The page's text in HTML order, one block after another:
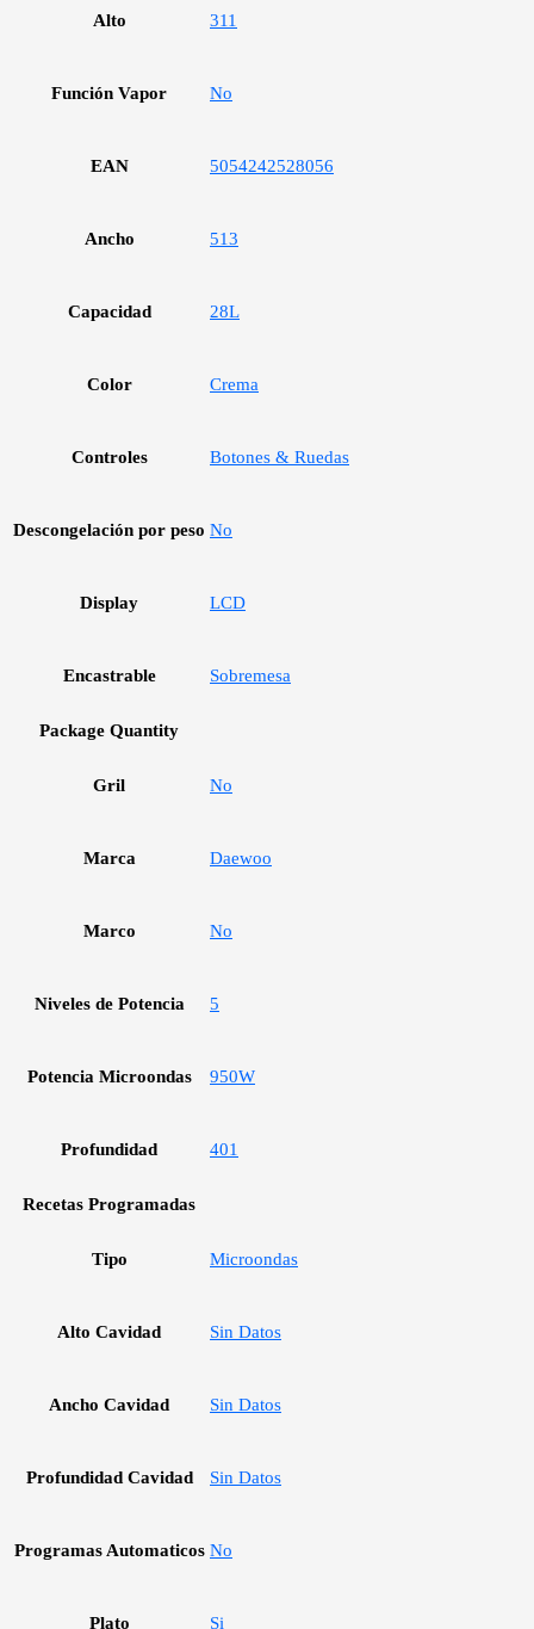
Alto 311
Función Vapor No
EAN 5054242528056
Ancho 513
Capacidad 28L
Color Crema
Controles Botones & Ruedas
Descongelación por peso No
Display LCD
Encastrable Sobremesa
Package Quantity
Gril No
Marca Daewoo
Marco No
Niveles de Potencia 5
Potencia Microondas 950W
Profundidad 401
Recetas Programadas
Tipo Microondas
Alto Cavidad Sin Datos
Ancho Cavidad Sin Datos
Profundidad Cavidad Sin Datos
Programas Automaticos No
Plato Si